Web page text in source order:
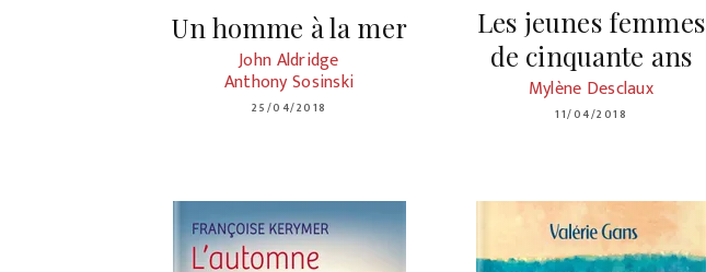
Un homme à la mer
John Aldridge
Anthony Sosinski
25/04/2018
Les jeunes femmes
de cinquante ans
Mylène Desclaux
11/04/2018